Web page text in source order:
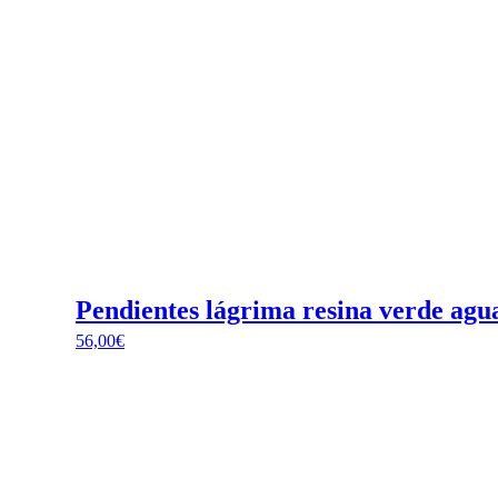
Pendientes lágrima resina verde
56,00€